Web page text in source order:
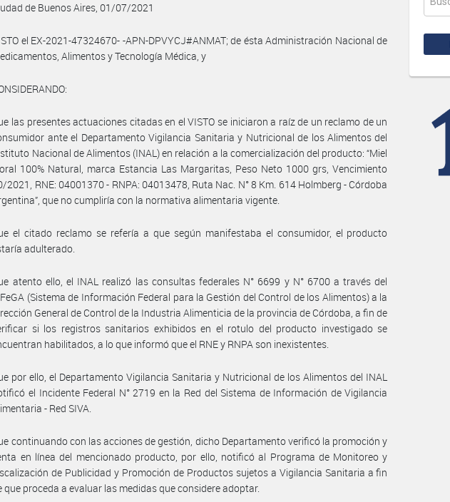
de Buenos Aires, 01/07/2021
el EX-2021-47324670- -APN-DPVYCJ#ANMAT; de ésta Administración Nacional de
Alimentos y Tecnología Médica, y
las presentes actuaciones citadas en el VISTO se iniciaron a raíz de un reclamo de un
ante el Departamento Vigilancia Sanitaria y Nutricional de los Alimentos del
Nacional de Alimentos (INAL) en relación a la comercialización del producto: “Miel
100% Natural, marca Estancia Las Margaritas, Peso Neto 1000 grs, Vencimiento
2021, RNE: 04001370 - RNPA: 04013478, Ruta Nac. N° 8 Km. 614 Holmberg - Córdoba
que no cumpliría con la normativa alimentaria vigente.
el citado reclamo se refería a que según manifestaba el consumidor, el producto
adulterado.
atento ello, el INAL realizó las consultas federales N° 6699 y N° 6700 a través del
(Sistema de Información Federal para la Gestión del Control de los Alimentos) a la
General de Control de la Industria Alimenticia de la provincia de Córdoba, a fin de
si los registros sanitarios exhibidos en el rotulo del producto investigado se
habilitados, a lo que informó que el RNE y RNPA son inexistentes.
por ello, el Departamento Vigilancia Sanitaria y Nutricional de los Alimentos del INAL
el Incidente Federal N° 2719 en la Red del Sistema de Información de Vigilancia
- Red SIVA.
continuando con las acciones de gestión, dicho Departamento verificó la promoción y
en línea del mencionado producto, por ello, notificó al Programa de Monitoreo y
de Publicidad y Promoción de Productos sujetos a Vigilancia Sanitaria a fin
que proceda a evaluar las medidas que considere adoptar.